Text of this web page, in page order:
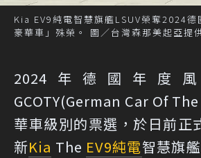
Kia EV9純電智慧旗艦LSUV榮奪2024德
豪華車」殊榮。 圖／台灣森那美起亞提
2024年德國年度
GCOTY(German Car Of
華車級別的票選，於日前正
新Kia The EV9純電智慧旗